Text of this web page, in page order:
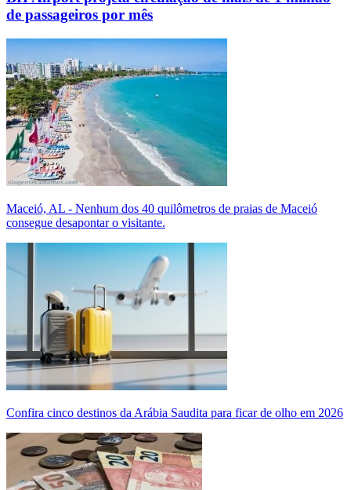
de passageiros por mês
Maceió, AL - Nenhum dos 40 quilômetros de praias de Maceió
consegue desapontar o visitante.
Confira cinco destinos da Arábia Saudita para ficar de olho em 2026